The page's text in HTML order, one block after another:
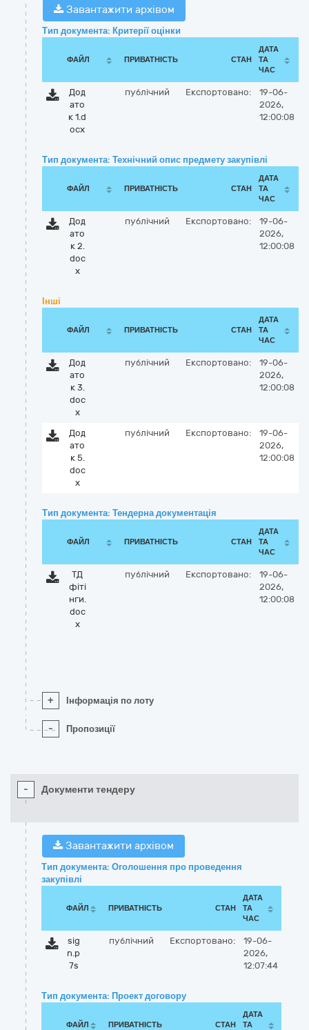
Завантажити архівом
Тип документа: Критерії оцінки
ФАЙЛ ПРИВАТНІСТЬ СТАН
ДАТА
ТА
ЧАС
Дод
ато
к 1.d
ocx
публічний Експортовано:
19-06-
2026,
12:00:08
Тип документа: Технічний опис предмету закупівлі
ФАЙЛ ПРИВАТНІСТЬ СТАН
ДАТА
ТА
ЧАС
Дод
ато
к 2.
doc
x
публічний Експортовано:
19-06-
2026,
12:00:08
Інші
ФАЙЛ ПРИВАТНІСТЬ СТАН
ДАТА
ТА
ЧАС
Дод
ато
к 3.
doc
x
публічний Експортовано:
19-06-
2026,
12:00:08
Дод
ато
к 5.
doc
x
публічний Експортовано:
19-06-
2026,
12:00:08
Тип документа: Тендерна документація
ФАЙЛ ПРИВАТНІСТЬ СТАН
ДАТА
ТА
ЧАС
ТД
фіті
нги.
doc
x
публічний Експортовано:
19-06-
2026,
12:00:08
+ Інформація по лоту
- Пропозиції
- Документи тендеру
Завантажити архівом
Тип документа: Оголошення про проведення
закупівлі
ФАЙЛ ПРИВАТНІСТЬ СТАН
ДАТА
ТА
ЧАС
sig
n.p
7s
публічний Експортовано:
19-06-
2026,
12:07:44
Тип документа: Проект договору
ФАЙЛ ПРИВАТНІСТЬ СТАН
ДАТА
ТА